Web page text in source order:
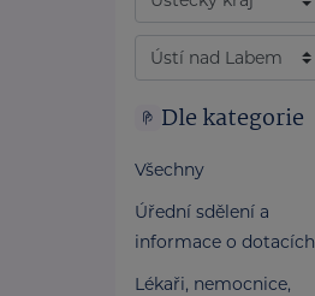
Dle kategorie
Všechny
Úřední sdělení a
informace o dotacích
Lékaři, nemocnice,